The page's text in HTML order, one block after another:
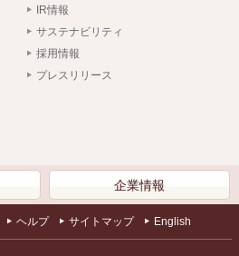
IR情報
サステナビリティ
採用情報
プレスリリース
企業情報
ヘルプ サイトマップ English